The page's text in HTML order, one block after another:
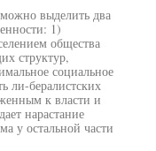
выделить два
1)
общества
структур,
социальное
ли-бералистских
к власти и
нарастание
у остальной части